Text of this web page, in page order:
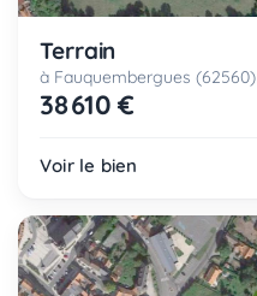
Terrain
à Fauquembergues (62560)
38 610 €
Voir le bien